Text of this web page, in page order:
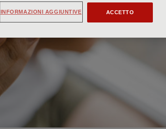
ACCETTO
INFORMAZIONI AGGIUNTIVE